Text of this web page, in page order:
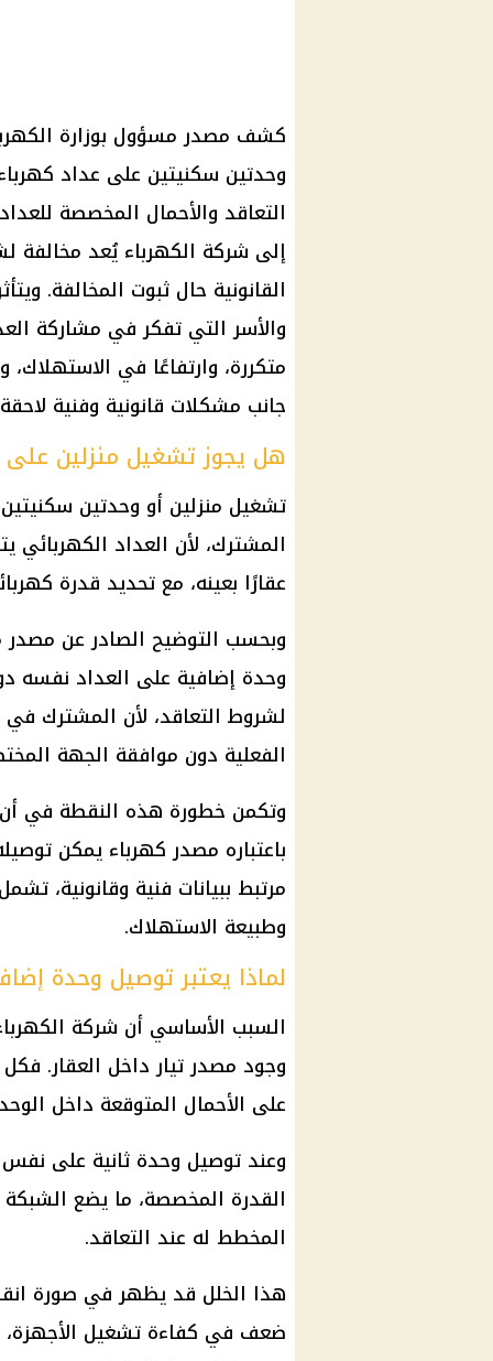
كشف مصدر مسؤول بوزارة
وحدتين سكنيتين على عداد
التعاقد والأحمال المخصصة
إلى شركة الكهرباء يُعد مخالفة
القانونية حال ثبوت المخالفة.
والأسر التي تفكر في مشاركة
متكررة، وارتفاعًا في
جانب مشكلات قانونية وفنية
هل يجوز تشغيل منزلين على
تشغيل منزلين أو وحدتين
المشترك، لأن العداد
عقارًا بعينه، مع تحديد قدرة
وبحسب التوضيح الصادر عن مصدر
وحدة إضافية على العداد نفسه
لشروط التعاقد، لأن المشترك في
الفعلية دون موافقة الجهة
وتكمن خطورة هذه النقطة في أن
باعتباره مصدر كهرباء يمكن
مرتبط ببيانات فنية وقانونية،
وطبيعة الاستهلاك.
لماذا يعتبر توصيل وحدة
السبب الأساسي أن شركة
وجود مصدر تيار داخل العقار.
على الأحمال المتوقعة داخل
وعند توصيل وحدة ثانية على نفس
القدرة المخصصة، ما يضع
المخطط له عند التعاقد.
هذا الخلل قد يظهر في صورة
ضعف في كفاءة تشغيل الأجهزة،